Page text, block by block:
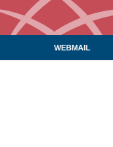
WEBMAIL